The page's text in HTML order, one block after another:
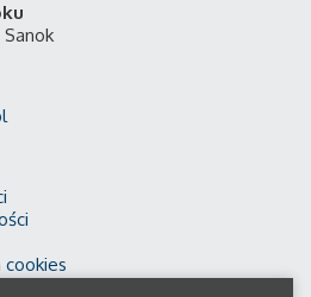
cookies